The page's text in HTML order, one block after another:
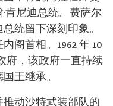
肯尼迪总统。费萨尔
统留下深刻印象。
阁首相。1962 年 10
府，该政府一直持续
王继承。
动沙特武装部队的